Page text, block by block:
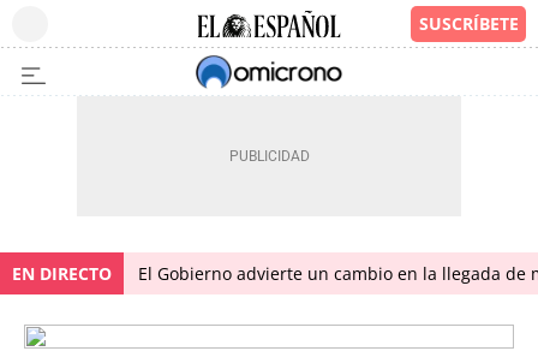
EN DIRECTO El Gobierno advierte un cambio en la llegada